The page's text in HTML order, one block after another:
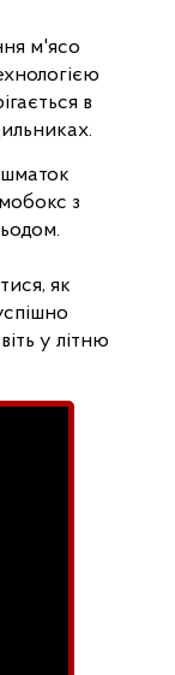
з
як
у літню
м'ясо
в